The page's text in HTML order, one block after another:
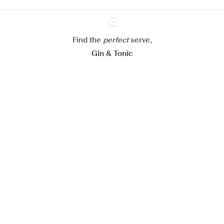
Ginventory
Find the perfectserve,
Gin & Tonic
Alles weigeren Alles aanvaarden